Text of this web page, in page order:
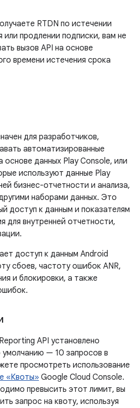
RTDN по истечении
или продлении подписки, вам не
вызов API на основе
времени истечения срока
для разработчиков,
автоматизированные
основе данных Play Console, или
используют данные Play
бизнес-отчетности и анализа,
наборами данных. Это
доступ к данным и показателям
для внутренней отчетности,
доступ к данным Android
сбоев, частоту ошибок ANR,
и блокировки, а также
API установлено
умолчанию — 10 запросов в
просмотреть использование
«Квоты» Google Cloud Console.
превысить этот лимит, вы
запрос на квоту, используя